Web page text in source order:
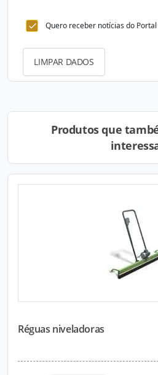
Quero receber notícias do Portal
LIMPAR DADOS
Produtos que
Réguas niveladoras